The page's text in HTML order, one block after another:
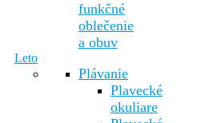
funkčné
oblečenie
a obuv
Leto
Plávanie
Plavecké
okuliare